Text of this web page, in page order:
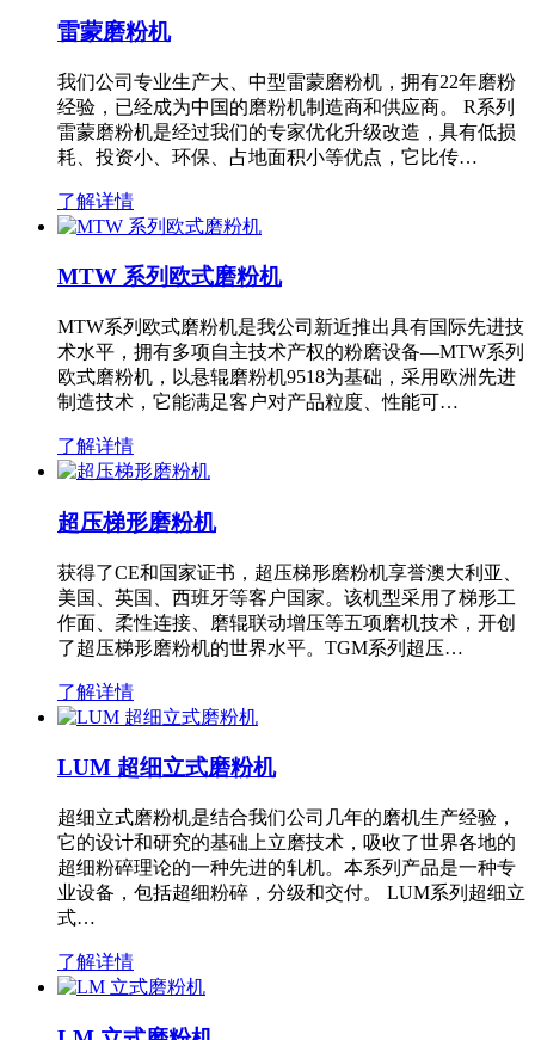
雷蒙磨粉机
我们公司专业生产大、中型雷蒙磨粉机，拥有22年磨粉
经验，已经成为中国的磨粉机制造商和供应商。 R系列
雷蒙磨粉机是经过我们的专家优化升级改造，具有低损
耗、投资小、环保、占地面积小等优点，它比传…
了解详情
MTW 系列欧式磨粉机
MTW系列欧式磨粉机是我公司新近推出具有国际先进技
术水平，拥有多项自主技术产权的粉磨设备—MTW系列
欧式磨粉机，以悬辊磨粉机9518为基础，采用欧洲先进
制造技术，它能满足客户对产品粒度、性能可…
了解详情
超压梯形磨粉机
获得了CE和国家证书，超压梯形磨粉机享誉澳大利亚、
美国、英国、西班牙等客户国家。该机型采用了梯形工
作面、柔性连接、磨辊联动增压等五项磨机技术，开创
了超压梯形磨粉机的世界水平。TGM系列超压…
了解详情
LUM 超细立式磨粉机
超细立式磨粉机是结合我们公司几年的磨机生产经验，
它的设计和研究的基础上立磨技术，吸收了世界各地的
超细粉碎理论的一种先进的轧机。本系列产品是一种专
业设备，包括超细粉碎，分级和交付。 LUM系列超细立
式…
了解详情